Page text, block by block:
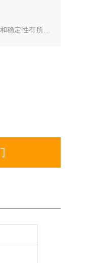
稳定性有所提